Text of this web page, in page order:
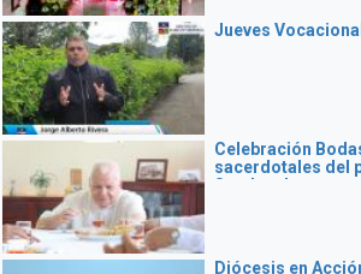
Jueves
Celebración
sacerdotales del
Sandoval
Diócesis en